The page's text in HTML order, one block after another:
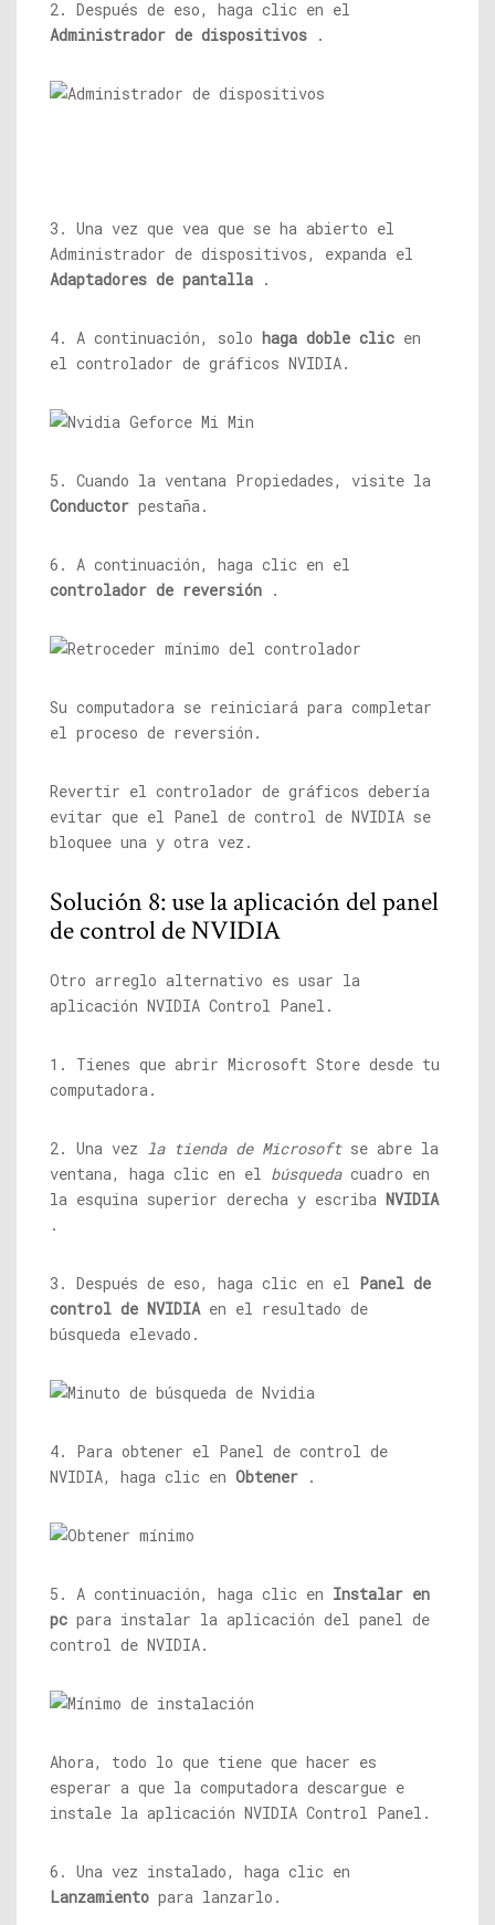
2. Después de eso, haga clic en el
Administrador de dispositivos .
3. Una vez que vea que se ha abierto el
Administrador de dispositivos, expanda el
Adaptadores de pantalla .
4. A continuación, solo haga doble clic en
el controlador de gráficos NVIDIA.
5. Cuando la ventana Propiedades, visite la
Conductor pestaña.
6. A continuación, haga clic en el
controlador de reversión .
Su computadora se reiniciará para completar
el proceso de reversión.
Revertir el controlador de gráficos debería
evitar que el Panel de control de NVIDIA se
bloquee una y otra vez.
Solución 8: use la aplicación del panel
de control de NVIDIA
Otro arreglo alternativo es usar la
aplicación NVIDIA Control Panel.
1. Tienes que abrir Microsoft Store desde tu
computadora.
2. Una vez la tienda de Microsoftse abre la
ventana, haga clic en el búsquedacuadro en
la esquina superior derecha y escriba NVIDIA
.
3. Después de eso, haga clic en el Panel de
control de NVIDIAen el resultado de
búsqueda elevado.
4. Para obtener el Panel de control de
NVIDIA, haga clic en Obtener .
5. A continuación, haga clic en Instalar en
pc para instalar la aplicación del panel de
control de NVIDIA.
Ahora, todo lo que tiene que hacer es
esperar a que la computadora descargue e
instale la aplicación NVIDIA Control Panel.
6. Una vez instalado, haga clic en
Lanzamiento para lanzarlo.